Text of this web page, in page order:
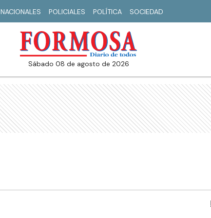
NACIONALES POLICIALES POLÍTICA SOCIEDAD
sábado 08 de agosto de 2026